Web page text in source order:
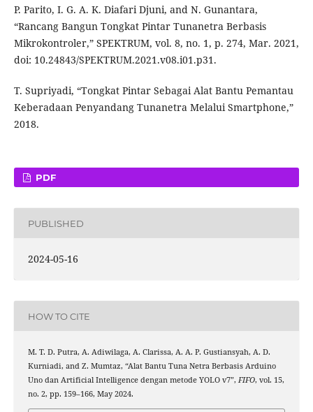
P. Parito, I. G. A. K. Diafari Djuni, and N. Gunantara,
“Rancang Bangun Tongkat Pintar Tunanetra Berbasis
Mikrokontroler,” SPEKTRUM, vol. 8, no. 1, p. 274, Mar. 2021,
doi: 10.24843/SPEKTRUM.2021.v08.i01.p31.
T. Supriyadi, “Tongkat Pintar Sebagai Alat Bantu Pemantau
Keberadaan Penyandang Tunanetra Melalui Smartphone,”
2018.
PDF
PUBLISHED
2024-05-16
HOW TO CITE
M. T. D. Putra, A. Adiwilaga, A. Clarissa, A. A. P. Gustiansyah, A. D.
Kurniadi, and Z. Mumtaz, “Alat Bantu Tuna Netra Berbasis Arduino
Uno dan Artificial Intelligence dengan metode YOLO v7”, FIFO, vol. 15,
no. 2, pp. 159–166, May 2024.